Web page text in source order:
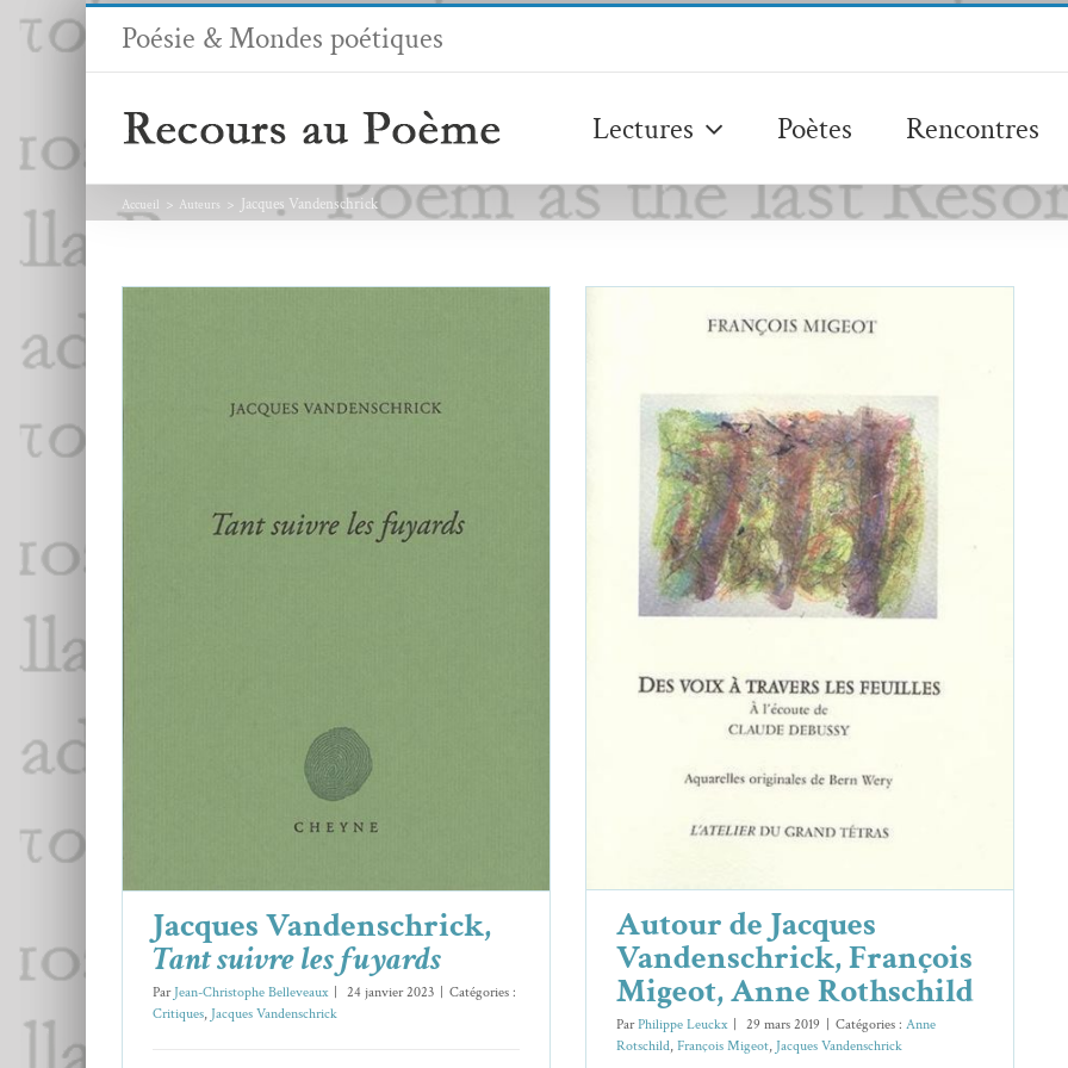
Passer
Poésie & Mondes poétiques
Lectures Poètes Rencontres
Accueil Auteurs Jacques Vandenschrick
Jacques Vandenschrick,
Tant suivre les fuyards
Par Jean-Christophe Belleveaux | 24 janvier 2023 | Catégories :
Critiques, Jacques Vandenschrick
Autour de Jacques Vandenschrick,
François Migeot, Anne Rothschild
Autour de Jacques
Vandenschrick, François
Migeot, Anne Rothschild
ParPhilippe Leuckx 29 mars 2019 Catégories : Anne
Rotschild, François Migeot, Jacques Vandenschrick